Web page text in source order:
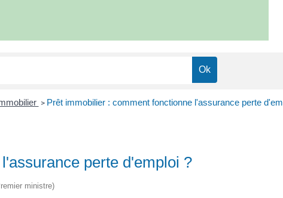
> Prêt immobilier : comment fonctionne l'assurance perte
perte d'emploi ?
ministre)